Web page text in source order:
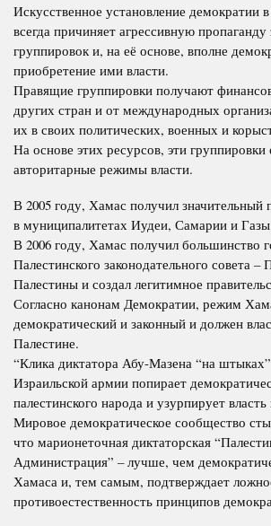
Искусственное установление демократии
всегда причиняет агрессивную пропаганду
группировок и, на её основе, вполне
приобретение ими власти.
Правящие группировки получают
других стран и от международных
их в своих политических, военных и
На основе этих ресурсов, эти
авторитарные режимы власти.
В 2005 году, Хамас получил значительный
в муниципалитетах Иудеи, Самарии и
В 2006 году, Хамас получил большинство
Палестинского законодательного совета –
Палестины и создал легитимное
Согласно канонам Демократии, режим
демократический и законный и должен
Палестине.
“Клика диктатора Абу-Мазена “на
Израильской армии попирает
палестинского народа и узурпирует
Мировое демократическое сообщество
что марионеточная диктаторская
Администрация” – лучше, чем
Хамаса и, тем самым, подтверждает
противоестественность принципов